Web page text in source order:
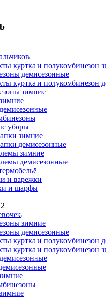
куртка и полукомбинезон
демисезонные
куртка и полукомбинезон
зимние
уборы
зимние
демисезонные
зимние
демисезонные
и варежки
и шарфы
зимние
демисезонные
куртка и полукомбинезон
куртка и полукомбинезон